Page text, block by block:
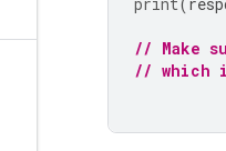
// Make
// which